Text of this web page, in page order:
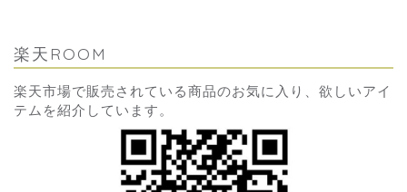
楽天ROOM
楽天市場で販売されている商品のお気に入り、欲しいアイ
テムを紹介しています。